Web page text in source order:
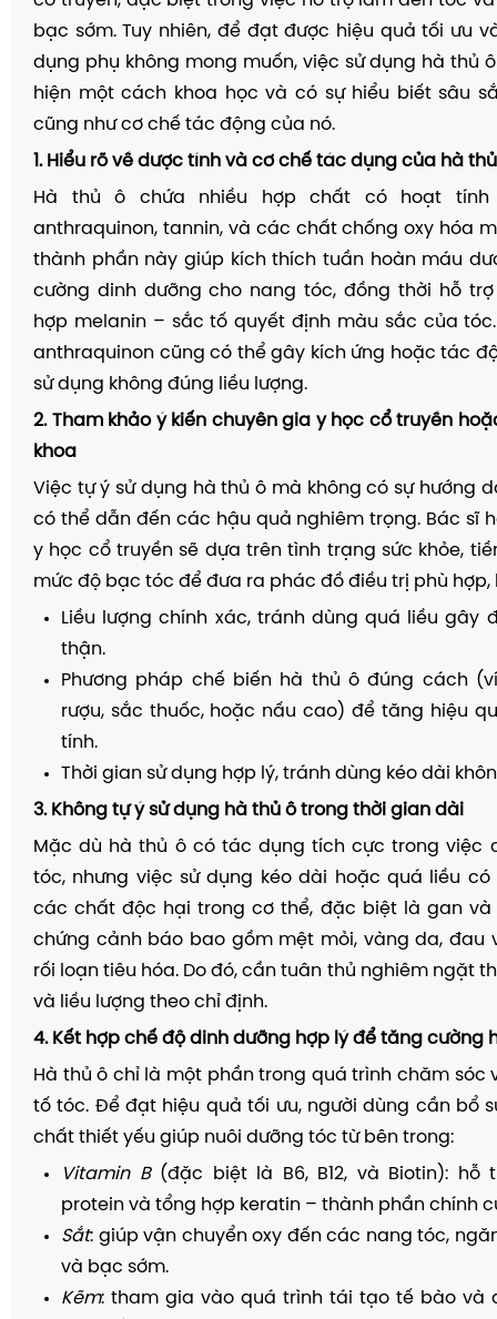
bạc sớm. Tuy nhiên, để đạt được hiệu quả tối ưu
dụng phụ không mong muốn, việc sử dụng hà thủ
hiện một cách khoa học và có sự hiểu biết sâu
cũng như cơ chế tác động của nó.
1. Hiểu rõ về dược tính và cơ chế tác dụng của hà
Hà thủ ô chứa nhiều hợp chất có hoạt tính
anthraquinon, tannin, và các chất chống oxy hóa
thành phần này giúp kích thích tuần hoàn máu
cường dinh dưỡng cho nang tóc, đồng thời hỗ
hợp melanin – sắc tố quyết định màu sắc của
anthraquinon cũng có thể gây kích ứng hoặc tác
sử dụng không đúng liều lượng.
2. Tham khảo ý kiến chuyên gia y học cổ truyền
khoa
Việc tự ý sử dụng hà thủ ô mà không có sự hướng
có thể dẫn đến các hậu quả nghiêm trọng. Bác sĩ
y học cổ truyền sẽ dựa trên tình trạng sức khỏe,
mức độ bạc tóc để đưa ra phác đồ điều trị phù hợp,
Liều lượng chính xác, tránh dùng quá liều gây
thận.
Phương pháp chế biến hà thủ ô đúng cách
rượu, sắc thuốc, hoặc nấu cao) để tăng hiệu
tính.
Thời gian sử dụng hợp lý, tránh dùng kéo dài
3. Không tự ý sử dụng hà thủ ô trong thời gian dài
Mặc dù hà thủ ô có tác dụng tích cực trong việc
tóc, nhưng việc sử dụng kéo dài hoặc quá liều
các chất độc hại trong cơ thể, đặc biệt là gan và
chứng cảnh báo bao gồm mệt mỏi, vàng da, đau
rối loạn tiêu hóa. Do đó, cần tuân thủ nghiêm ngặt
và liều lượng theo chỉ định.
4. Kết hợp chế độ dinh dưỡng hợp lý để tăng cường
Hà thủ ô chỉ là một phần trong quá trình chăm sóc
tố tóc. Để đạt hiệu quả tối ưu, người dùng cần bổ
chất thiết yếu giúp nuôi dưỡng tóc từ bên trong:
Vitamin B(đặc biệt là B6, B12, và Biotin): hỗ
protein và tổng hợp keratin – thành phần chính
Sắt: giúp vận chuyển oxy đến các nang tóc,
và bạc sớm.
Kẽm: tham gia vào quá trình tái tạo tế bào và